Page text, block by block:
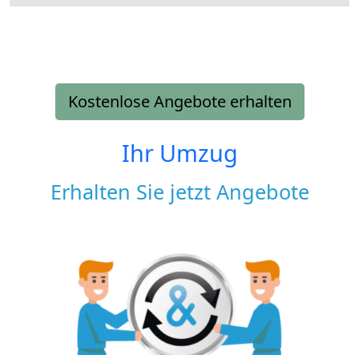
Kostenlose Angebote erhalten
Ihr Umzug
Erhalten Sie jetzt Angebote